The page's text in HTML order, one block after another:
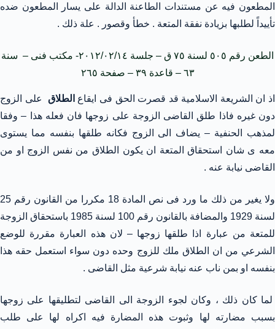
المطعون فيه عن مستندات الطاعنة الدالة على يسار المطعون ضده
تأييداً لطلبها بزيادة نفقة المتعة . خطأ وقصور . علة ذلك .
الطعن رقم ٥٠٥ لسنة ٧٥ ق – جلسة ٢٠١٢/٠٢/١٤- مكتب فنى – سنة
٦٣ – قاعدة ٣٩ – صفحة ٢٦٥
اذ ان الشريعة الاسلامية قد قصرت الحق فى ايقاع الطلاق على الزوج
دون غيره فاذا طلق القاضى الزوجة على زوجها فان فعله هذا – وفقا
لمذهب الحنفية – يضاف الى الزوج فكانه طلقها بنفسه مما يستوى
معه ى شان استحقاق المتعة ان يكون الطلاق من نفس الزوج او من
القاضى نيابة عنه .
ولا يغير من ذلك ما ورد فى نص المادة 18 مكررا من القانون رقم 25
لسنة 1929 والمضافة بالقانون رقم 100 لسنة 1985 باستحقاق الزوجة
للمتعة من عبارة اذا طلقها زوجها – لان هذه العبارة مقررة للوضع
الشرعي من ان الطلاق ملك للزوج وحده دون سواء استعمل حقه هذا
بنفسه او بمن ناب عنه نيابة شرعية مثل القاضى .
لما كان ذلك ، وكان لجوء الزوجة الى القاضى لتطليقها على زوجها
بسبب مضارته لها وثبوت هذه المضارة فيه اكراه لها على طلب